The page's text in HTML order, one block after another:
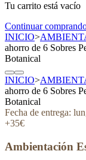
Tu carrito está vacío
Continuar
INICIO>
ahorro de 6 Sobres
Botanical
INICIO>
ahorro de 6 Sobres
Botanical
Fecha de entrega:
+35€
Ambientación